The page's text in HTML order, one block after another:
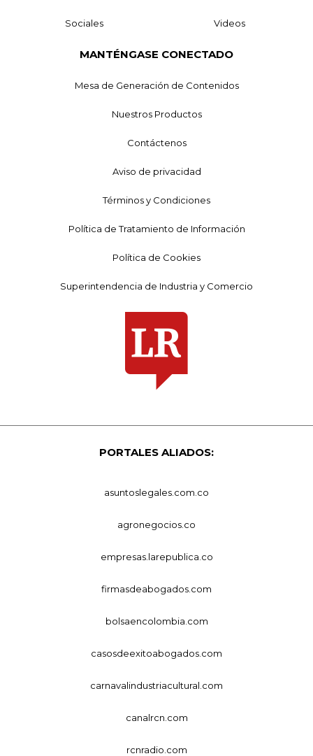
Sociales Videos
MANTÉNGASE CONECTADO
Mesa de Generación de Contenidos
Nuestros Productos
Contáctenos
Aviso de privacidad
Términos y Condiciones
Política de Tratamiento de Información
Política de Cookies
Superintendencia de Industria y Comercio
PORTALES ALIADOS:
asuntoslegales.com.co
agronegocios.co
empresas.larepublica.co
firmasdeabogados.com
bolsaencolombia.com
casosdeexitoabogados.com
carnavalindustriacultural.com
canalrcn.com
rcnradio.com